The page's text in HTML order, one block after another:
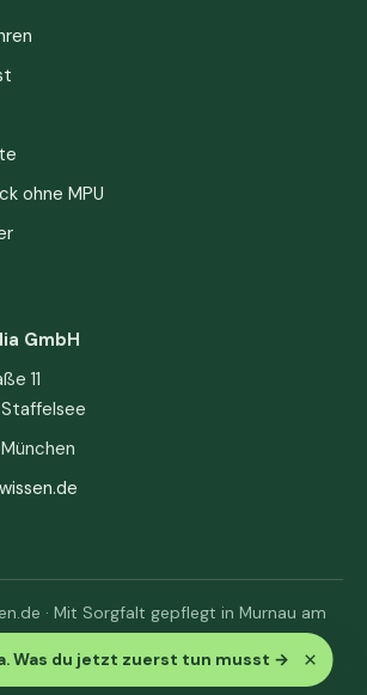
Was du jetzt zuerst tun musst → ×
ohne MPU
GmbH
11
· Mit Sorgfalt gepflegt in Murnau am
& AGB